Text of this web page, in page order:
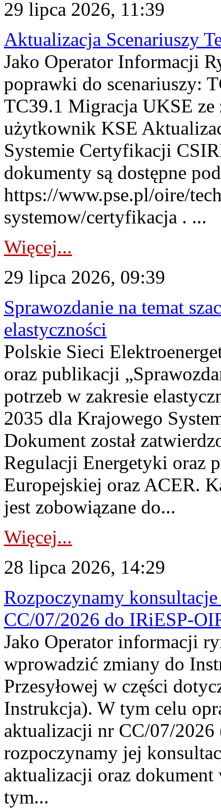
29 lipca 2026, 11:39
Aktualizacja Scenariuszy
Jako Operator Informacji
poprawki do scenariuszy:
TC39.1 Migracja UKSE
użytkownik KSE
Systemie Certyfikacji
dokumenty są dostępne
https://www.pse.pl/oire/
systemow/certyfikacja . ...
Więcej...
29 lipca 2026, 09:39
Sprawozdanie na temat
elastyczności
Polskie Sieci
oraz publikacji
potrzeb w zakresie
2035 dla Krajowego
Dokument został
Regulacji Energetyki oraz
Europejskiej oraz ACER.
jest zobowiązane do...
Więcej...
28 lipca 2026, 14:29
Rozpoczynamy
CC/07/2026 do IRiESP-
Jako Operator informacji
wprowadzić zmiany do
Przesyłowej w części
Instrukcja). W tym celu
aktualizacji nr CC/07/
rozpoczynamy jej
aktualizacji oraz
tym...